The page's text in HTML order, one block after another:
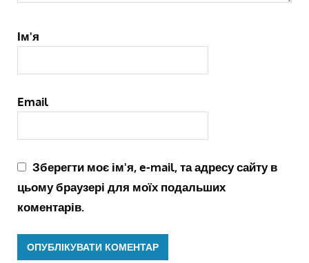
Ім'я
Email
Зберегти моє ім'я, e-mail, та адресу сайту в
цьому браузері для моїх подальших
коментарів.